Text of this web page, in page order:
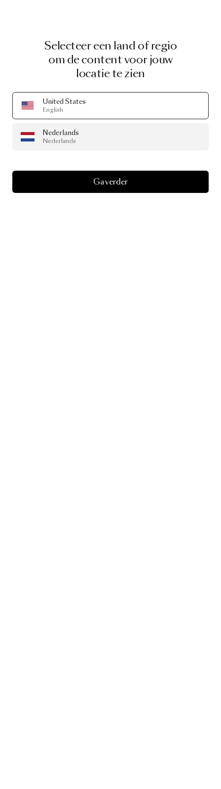
Selecteer een land of regio
om de content voor jouw
locatie te zien
United States
English
Nederlands
Nederlands
Ga verder